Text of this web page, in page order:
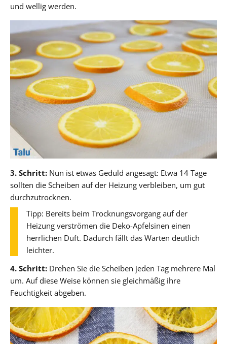
und wellig werden.
3. Schritt: Nun ist etwas Geduld angesagt: Etwa 14 Tage
sollten die Scheiben auf der Heizung verbleiben, um gut
durchzutrocknen.
Tipp: Bereits beim Trocknungsvorgang auf der
Heizung verströmen die Deko-Apfelsinen einen
herrlichen Duft. Dadurch fällt das Warten deutlich
leichter.
4. Schritt: Drehen Sie die Scheiben jeden Tag mehrere Mal
um. Auf diese Weise können sie gleichmäßig ihre
Feuchtigkeit abgeben.